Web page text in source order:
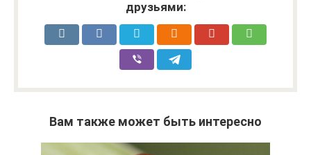
друзьями:
Вам также может быть интересно